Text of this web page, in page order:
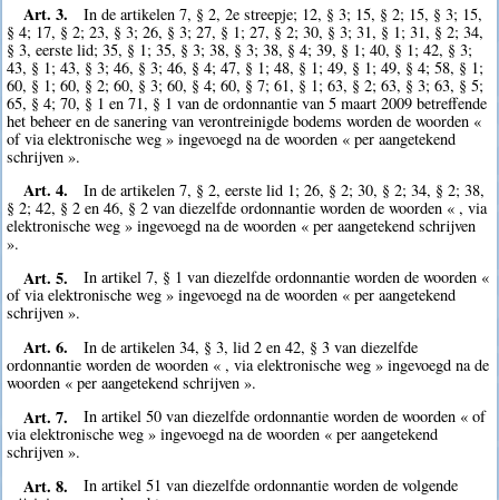
Art. 3.
In de artikelen 7, § 2, 2e streepje; 12, § 3; 15, § 2; 15, § 3; 15,
§ 4; 17, § 2; 23, § 3; 26, § 3; 27, § 1; 27, § 2; 30, § 3; 31, § 1; 31, § 2; 34,
§ 3, eerste lid; 35, § 1; 35, § 3; 38, § 3; 38, § 4; 39, § 1; 40, § 1; 42, § 3;
43, § 1; 43, § 3; 46, § 3; 46, § 4; 47, § 1; 48, § 1; 49, § 1; 49, § 4; 58, § 1;
60, § 1; 60, § 2; 60, § 3; 60, § 4; 60, § 7; 61, § 1; 63, § 2; 63, § 3; 63, § 5;
65, § 4; 70, § 1 en 71, § 1 van de ordonnantie van 5 maart 2009 betreffende
het beheer en de sanering van verontreinigde bodems worden de woorden «
of via elektronische weg » ingevoegd na de woorden « per aangetekend
schrijven ».
Art. 4.
In de artikelen 7, § 2, eerste lid 1; 26, § 2; 30, § 2; 34, § 2; 38,
§ 2; 42, § 2 en 46, § 2 van diezelfde ordonnantie worden de woorden « , via
elektronische weg » ingevoegd na de woorden « per aangetekend schrijven
».
Art. 5.
In artikel 7, § 1 van diezelfde ordonnantie worden de woorden «
of via elektronische weg » ingevoegd na de woorden « per aangetekend
schrijven ».
Art. 6.
In de artikelen 34, § 3, lid 2 en 42, § 3 van diezelfde
ordonnantie worden de woorden « , via elektronische weg » ingevoegd na de
woorden « per aangetekend schrijven ».
Art. 7.
In artikel 50 van diezelfde ordonnantie worden de woorden « of
via elektronische weg » ingevoegd na de woorden « per aangetekend
schrijven ».
Art. 8.
In artikel 51 van diezelfde ordonnantie worden de volgende